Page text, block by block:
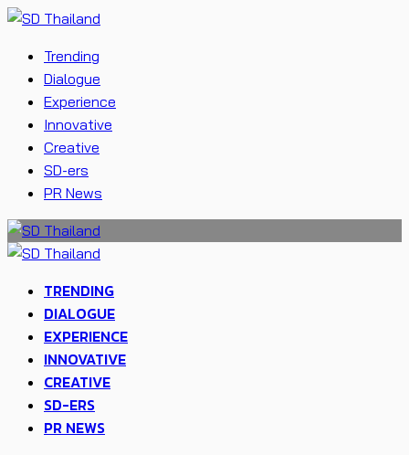
Trending
Dialogue
Experience
Innovative
Creative
SD-ers
PR News
TRENDING
DIALOGUE
EXPERIENCE
INNOVATIVE
CREATIVE
SD-ERS
PR NEWS